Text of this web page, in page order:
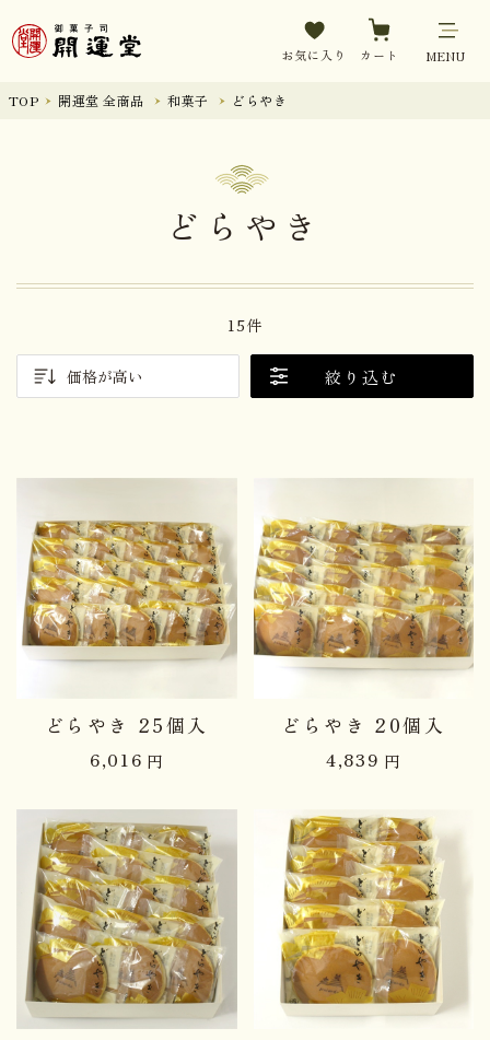
お気に入り カート MENU
TOP 開運堂 全商品 和菓子 どらやき
どらやき
15件
価格が高い 絞り込む
どらやき 25個入
6,016 円
どらやき 20個入
4,839 円